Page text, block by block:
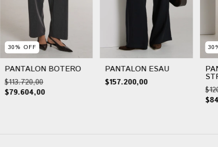
30% OFF
PANTALON BOTERO
$113.720,00
$79.604,00
PANTALON ESAU
$157.200,00
30